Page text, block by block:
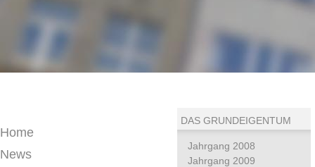
Home
News
DAS GRUNDEIGENTUM
Jahrgang 2008
Jahrgang 2009